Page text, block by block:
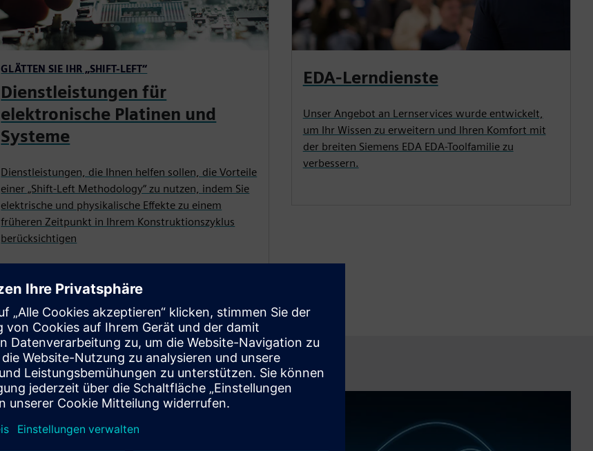
GLÄTTEN SIE IHR „SHIFT-LEFT“
Dienstleistungen für
elektronische Platinen und
Systeme
Dienstleistungen, die Ihnen helfen sollen, die Vorteile
einer „Shift-Left Methodology“ zu nutzen, indem Sie
elektrische und physikalische Effekte zu einem
früheren Zeitpunkt in Ihrem Konstruktionszyklus
berücksichtigen
EDA-Lerndienste
Unser Angebot an Lernservices wurde entwickelt,
um Ihr Wissen zu erweitern und Ihren Komfort mit
der breiten Siemens EDA EDA-Toolfamilie zu
verbessern.